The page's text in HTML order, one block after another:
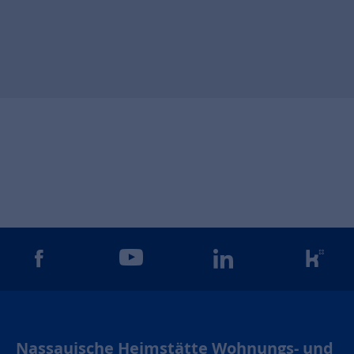
facebook youtube linkedin
Nassauische Heimstätte Wohnungs- und